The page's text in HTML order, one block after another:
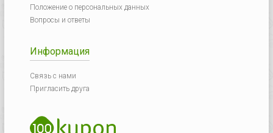
Положение о персональных данных
Вопросы и ответы
Информация
Связь с нами
Пригласить друга